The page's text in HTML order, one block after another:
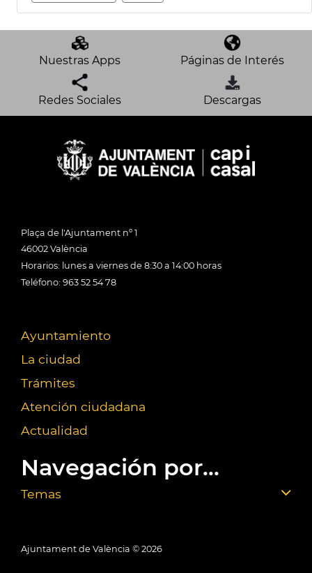
Nuestras Apps Páginas de Interés
Redes Sociales Descargas
Plaça de l'Ajuntament nº 1
46002 València
Horarios: lunes a viernes de 8:30 a 14:00 horas
Teléfono: 963 52 54 78
Ayuntamiento
La ciudad
Trámites
Atención ciudadana
Actualidad
Navegación por...
Temas
Ajuntament de València © 2026